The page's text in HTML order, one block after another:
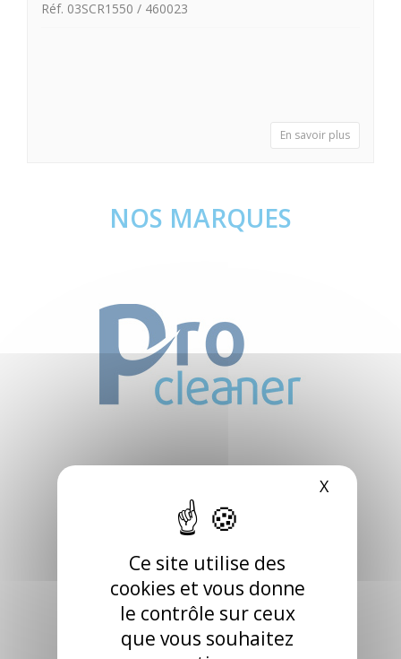
Ce site utilise des
cookies et vous donne
le contrôle sur ceux
que vous souhaitez
X
Réf. 03SCR1550 / 460023
En savoir plus
NOS MARQUES